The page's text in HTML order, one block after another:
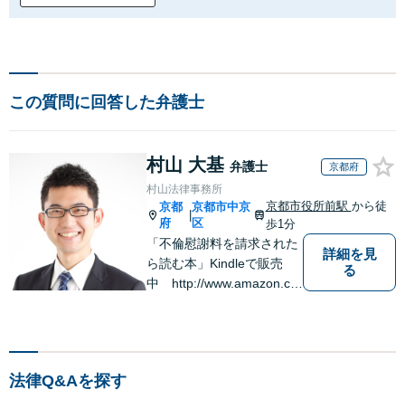
この質問に回答した弁護士
村山 大基 弁護士 京都府
村山法律事務所
京都
府
|
京都市中京
区
京都市役所前駅 から徒
歩1分
「不倫慰謝料を請求された
ら読む本」Kindleで販売
中 http://www.amazon.co.
詳細を見
る
法律Q&Aを探す